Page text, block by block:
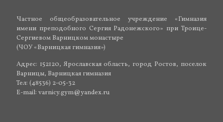
Частное общеобразовательное учреждение «Гимназия
имени преподобного Сергия Радонежского» при Троице-
Сергиевом Варницком монастыре
(ЧОУ «Варницкая гимназия»)
Адрес: 152120, Ярославская область, город Ростов, поселок
Варницы, Варницкая гимназия
Тел: (48536) 2-05-32
E-mail: varnicy.gym@yandex.ru